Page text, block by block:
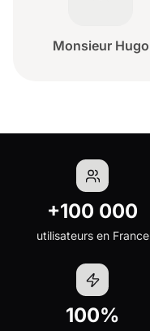
Monsieur Hugo
+100 000
utilisateurs en France
100%